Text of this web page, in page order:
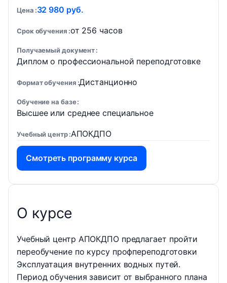
Цена 32 980 руб.
Срок обучения от 256 часов
Получаемый документ
Диплом о профессиональной переподготовке
Формат обучения Дистанционно
Обучение на базе
Высшее или среднее специальное
Учебный центр АПОКДПО
Смотреть программу курса
О курсе
Учебный центр АПОКДПО предлагает пройти
переобучение по курсу профпереподготовки
Эксплуатация внутренних водных путей.
Период обучения зависит от выбранного плана